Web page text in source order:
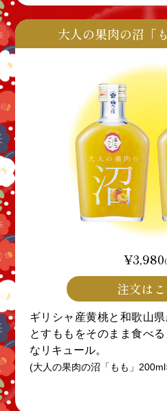
大人の果肉の沼「
¥3,980
注文は
ギリシャ産黄桃と和歌山県
とすももをそのまま食べ
なリキュール。
(大人の果肉の沼「もも」